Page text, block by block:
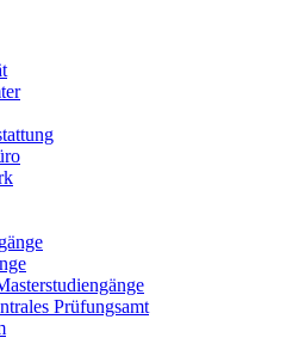
Prüfungsamt